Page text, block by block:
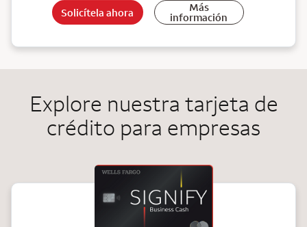
Solicítela ahora Más
información
Explore nuestra tarjeta de
crédito para empresas